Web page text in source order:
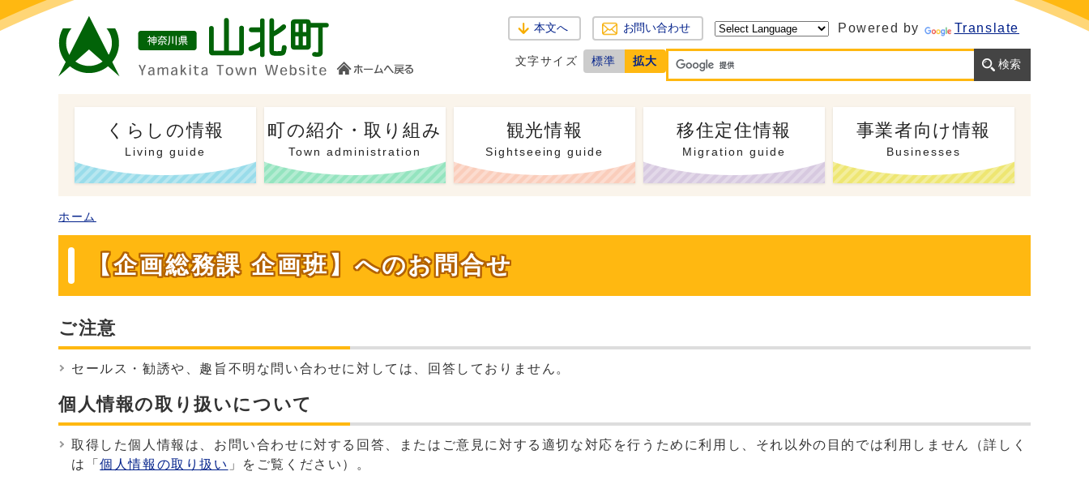
本文へ お問い合わせ Powered by Translate
文字サイズ 標準 拡大
くらしの情報
Living guide
町の紹介・取り組み
Town administration
観光情報
Sightseeing guide
移住定住情報
Migration guide
事業者向け情報
Businesses
ホーム
【企画総務課 企画班】へのお問合せ
ご注意
セールス・勧誘や、趣旨不明な問い合わせに対しては、回答しておりません。
個人情報の取り扱いについて
取得した個人情報は、お問い合わせに対する回答、またはご意見に対する適切な対応を行うために利用し、それ以外の目的では利用しません（詳しく
は「個人情報の取り扱い 」をご覧ください）。